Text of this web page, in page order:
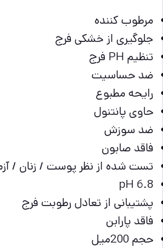
مرطوب کننده
جلوگیری از خشکی فرج
تنظیم PH فرج
ضد حساسیت
رایحه مطبوع
حاوی پانتنول
ضد سوزش
فاقد صابون
تست شده از نظر پوست / زنان /
pH 6.8
پشتیبانی از تعادل رطوبت فرج
فاقد پارابن
حجم 200میل